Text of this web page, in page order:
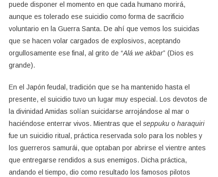
puede disponer el momento en que cada humano morirá,
aunque es tolerado ese suicidio como forma de sacrificio
voluntario en la Guerra Santa. De ahí que vemos los suicidas
que se hacen volar cargados de explosivos, aceptando
orgullosamente ese final, al grito de “Alá we akbar” (Dios es
grande).
En el Japón feudal, tradición que se ha mantenido hasta el
presente, el suicidio tuvo un lugar muy especial. Los devotos de
la divinidad Amidas solían suicidarse arrojándose al mar o
haciéndose enterrar vivos. Mientras que el seppukuo haraquiri
fue un suicidio ritual, práctica reservada solo para los nobles y
los guerreros samurái, que optaban por abrirse el vientre antes
que entregarse rendidos a sus enemigos. Dicha práctica,
andando el tiempo, dio como resultado los famosos pilotos